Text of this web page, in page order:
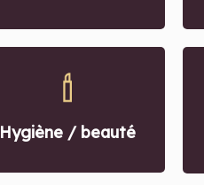
Hygiène / beauté